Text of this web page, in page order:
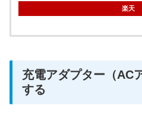
楽天
充電アダプター（AC
する